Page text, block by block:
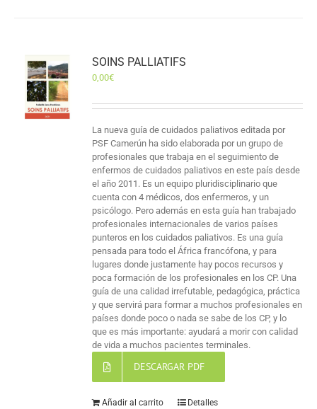
SOINS PALLIATIFS
0,00€
La nueva guía de cuidados paliativos editada por
PSF Camerún ha sido elaborada por un grupo de
profesionales que trabaja en el seguimiento de
enfermos de cuidados paliativos en este país desde
el año 2011. Es un equipo pluridisciplinario que
cuenta con 4 médicos, dos enfermeros, y un
psicólogo. Pero además en esta guía han trabajado
profesionales internacionales de varios países
punteros en los cuidados paliativos. Es una guía
pensada para todo el África francófona, y para
lugares donde justamente hay pocos recursos y
poca formación de los profesionales en los CP. Una
guía de una calidad irrefutable, pedagógica, práctica
y que servirá para formar a muchos profesionales en
países donde poco o nada se sabe de los CP, y lo
que es más importante: ayudará a morir con calidad
de vida a muchos pacientes terminales.
DESCARGAR PDF
Añadir al carrito Detalles